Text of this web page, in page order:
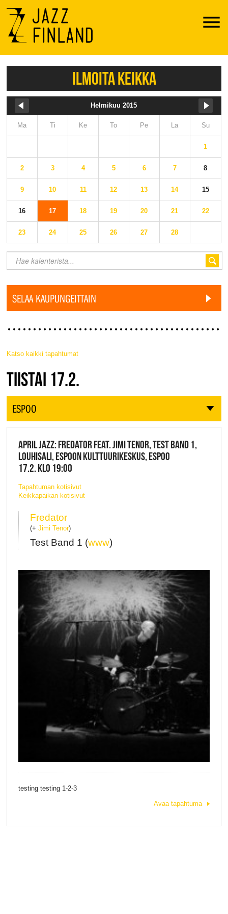
Menu
ILMOITA KEIKKA
Helmikuu 2015
Ma Ti Ke To Pe La Su
1
2 3 4 5 6 7 8
9 10 11 12 13 14 15
16 17 18 19 20 21 22
23 24 25 26 27 28
SELAA KAUPUNGEITTAIN
Katso kaikki tapahtumat
JAZZ FINLAND LIVE
TIISTAI 17.2.
ESPOO
APRIL JAZZ: FREDATOR FEAT. JIMI TENOR, TEST BAND 1,
LOUHISALI, ESPOON KULTTUURIKESKUS, ESPOO
17.2. KLO 19:00
Tapahtuman kotisivut
Keikkapaikan kotisivut
Fredator
(+ Jimi Tenor)
Test Band 1 (www)
testing testing 1-2-3
Avaa tapahtuma